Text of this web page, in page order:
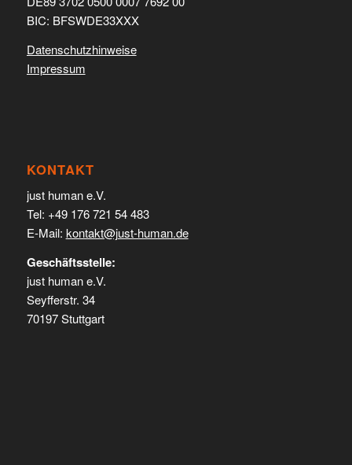
BIC: BFSWDE33XXX
Datenschutzhinweise
Impressum
KONTAKT
just human e.V.
Tel: +49 176 721 54 483
E-Mail: kontakt@just-human.de
Geschäftsstelle:
just human e.V.
Seyfferstr. 34
70197 Stuttgart